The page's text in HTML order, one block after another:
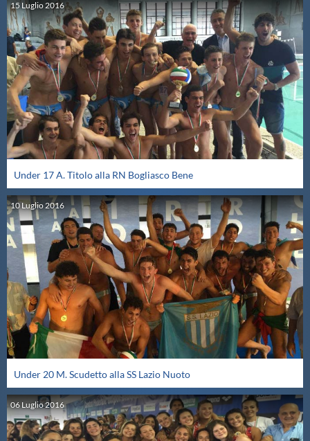
15Luglio2016
Under 17 A. Titolo alla RN Bogliasco Bene
10Luglio 2016
Under 20 M. Scudetto alla SS Lazio Nuoto
06 Luglio2016